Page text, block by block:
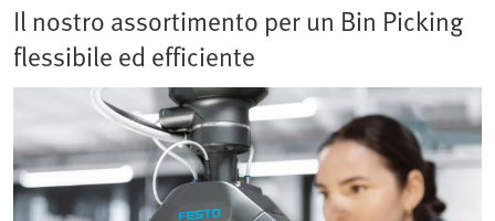
Il nostro assortimento per un Bin Picking
flessibile ed efficiente